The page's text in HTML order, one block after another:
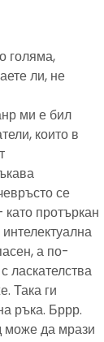
голяма,
ли, не
ми е бил
които в
се
протъркан
а по-
ласкателства
Така ги
ръка. Бррр.
може да мрази